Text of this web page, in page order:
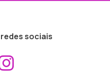
sociais
ao